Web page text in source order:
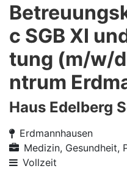
c SGB XI
tung (m/w/
ntrum
Haus Edelberg
Erdmannhausen
Medizin, Gesundheit,
Vollzeit